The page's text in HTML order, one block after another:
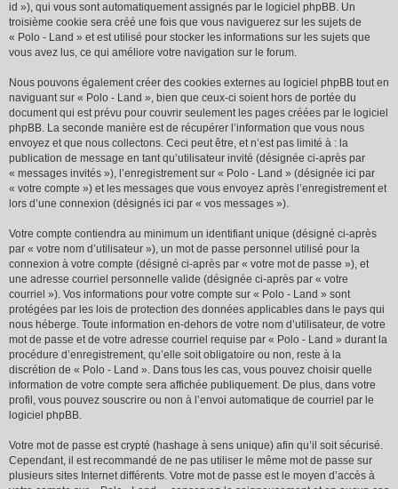
id »), qui vous sont automatiquement assignés par le logiciel phpBB. Un
troisième cookie sera créé une fois que vous naviguerez sur les sujets de
« Polo - Land » et est utilisé pour stocker les informations sur les sujets que
vous avez lus, ce qui améliore votre navigation sur le forum.
Nous pouvons également créer des cookies externes au logiciel phpBB tout en
naviguant sur « Polo - Land », bien que ceux-ci soient hors de portée du
document qui est prévu pour couvrir seulement les pages créées par le logiciel
phpBB. La seconde manière est de récupérer l’information que vous nous
envoyez et que nous collectons. Ceci peut être, et n’est pas limité à : la
publication de message en tant qu’utilisateur invité (désignée ci-après par
« messages invités »), l’enregistrement sur « Polo - Land » (désignée ici par
« votre compte ») et les messages que vous envoyez après l’enregistrement et
lors d’une connexion (désignés ici par « vos messages »).
Votre compte contiendra au minimum un identifiant unique (désigné ci-après
par « votre nom d’utilisateur »), un mot de passe personnel utilisé pour la
connexion à votre compte (désigné ci-après par « votre mot de passe »), et
une adresse courriel personnelle valide (désignée ci-après par « votre
courriel »). Vos informations pour votre compte sur « Polo - Land » sont
protégées par les lois de protection des données applicables dans le pays qui
nous héberge. Toute information en-dehors de votre nom d’utilisateur, de votre
mot de passe et de votre adresse courriel requise par « Polo - Land » durant la
procédure d’enregistrement, qu’elle soit obligatoire ou non, reste à la
discrétion de « Polo - Land ». Dans tous les cas, vous pouvez choisir quelle
information de votre compte sera affichée publiquement. De plus, dans votre
profil, vous pouvez souscrire ou non à l’envoi automatique de courriel par le
logiciel phpBB.
Votre mot de passe est crypté (hashage à sens unique) afin qu’il soit sécurisé.
Cependant, il est recommandé de ne pas utiliser le même mot de passe sur
plusieurs sites Internet différents. Votre mot de passe est le moyen d’accès à